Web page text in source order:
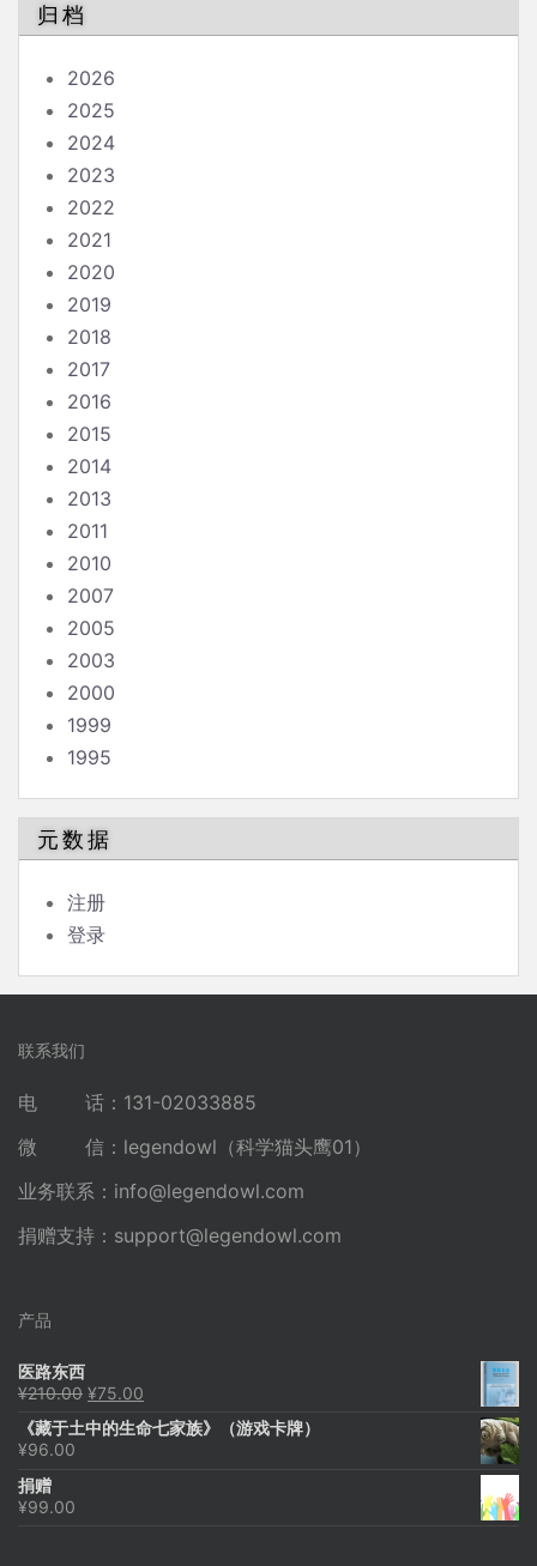
归档
2026
2025
2024
2023
2022
2021
2020
2019
2018
2017
2016
2015
2014
2013
2011
2010
2007
2005
2003
2000
1999
1995
元数据
注册
登录
联系我们
电 话：131-02033885
微 信：legendowl（科学猫头鹰01）
业务联系： info@legendowl.com
捐赠支持： support@legendowl.com
产品
医路东西
¥210.00 原
为：
¥75.00
价
《藏于土中的生命七家族》（游戏卡牌）
¥96.00
捐赠
¥99.00